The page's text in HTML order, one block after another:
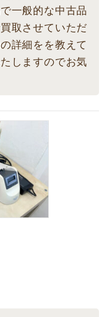
一般的な中古品
取させていただ
詳細をを教えて
しますのでお気